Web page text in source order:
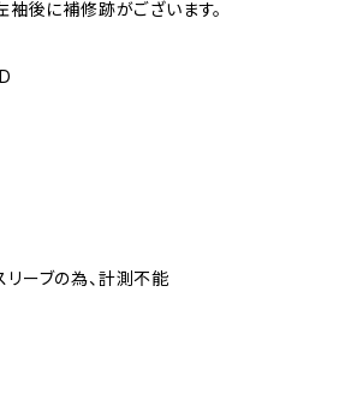
袖後に補修跡がございます。
ーブの為、計測不能